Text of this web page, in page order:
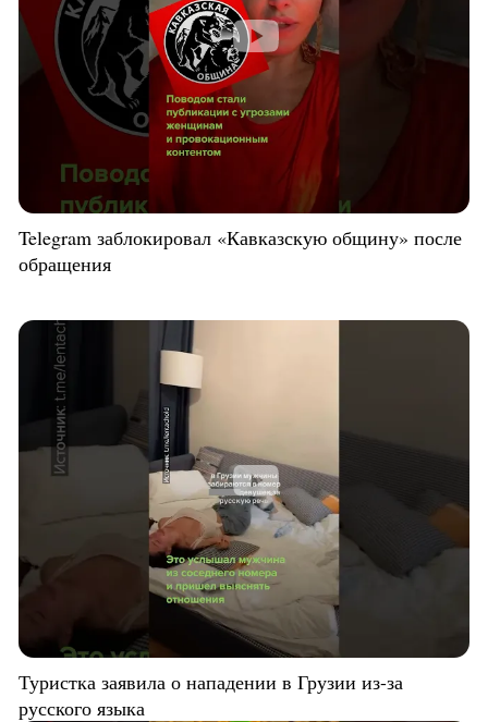
Telegram заблокировал «Кавказскую общину» после
обращения
Туристка заявила о нападении в Грузии из-за
русского языка